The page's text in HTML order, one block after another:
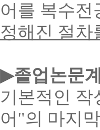
어를 복수
정해진 절차
▶졸업논문
기본적인 작
어"의 마지